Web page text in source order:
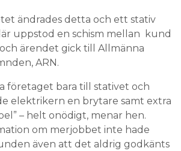
ändrades detta och ett stativ
uppstod en schism mellan kund
ärendet gick till Allmänna
ARN.
la företaget bara till stativet och
elektrikern en brytare samt extra
– helt onödigt, menar hen.
om merjobbet inte hade
även att det aldrig godkänts